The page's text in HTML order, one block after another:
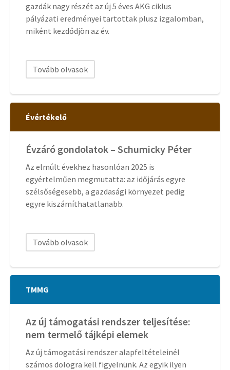
gazdák nagy részét az új 5 éves AKG ciklus
pályázati eredményei tartottak plusz izgalomban,
miként kezdődjön az év.
Tovább olvasok
Évértékelő
Évzáró gondolatok – Schumicky Péter
Az elmúlt évekhez hasonlóan 2025 is
egyértelműen megmutatta: az időjárás egyre
szélsőségesebb, a gazdasági környezet pedig
egyre kiszámíthatatlanabb.
Tovább olvasok
TMMG
Az új támogatási rendszer teljesítése:
nem termelő tájképi elemek
Az új támogatási rendszer alapfeltételeinél
számos dologra kell figyelnünk. Az egyik ilyen